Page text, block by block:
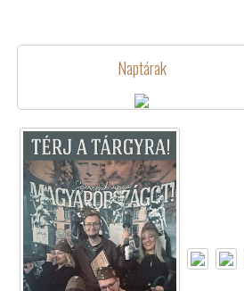
Naptárak